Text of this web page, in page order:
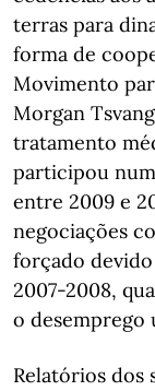
terras para
forma de
Movimento
Morgan
tratamento
participou
entre 2009 e
negociações
forçado
2007-2008,
o desemprego
Relatórios dos